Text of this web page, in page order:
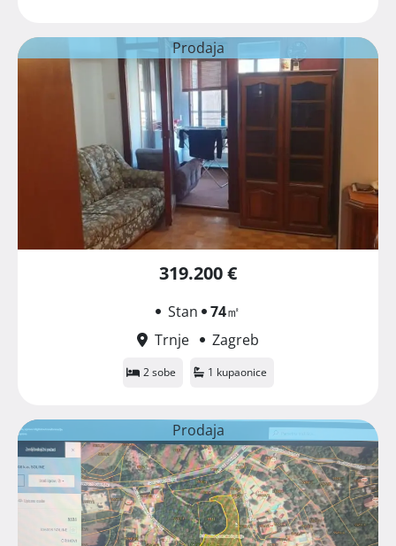
Prodaja
319.200 €
Stan 74㎡
Trnje
Zagreb
2 sobe 1 kupaonice
Prodaja